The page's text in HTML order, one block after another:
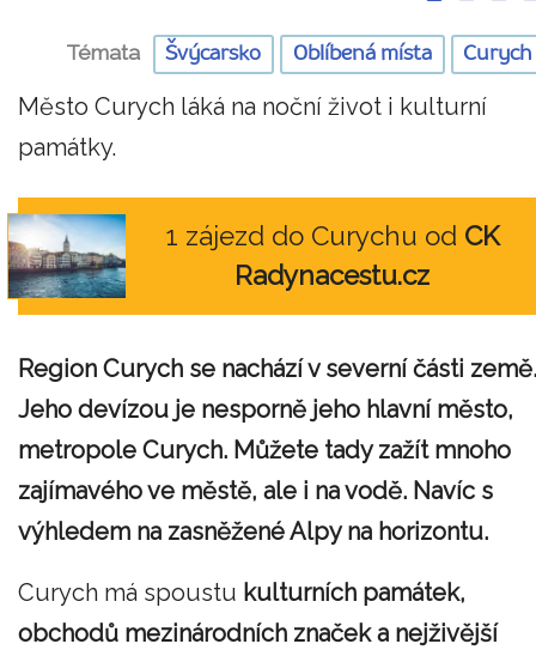
Témata Švýcarsko Oblíbená místa Curych
Město Curych láká na noční život i kulturní
památky.
1 zájezd do Curychu od CK
Radynacestu.cz
Region Curych se nachází v severní části země.
Jeho devízou je nesporně jeho hlavní město,
metropole Curych. Můžete tady zažít mnoho
zajímavého ve městě, ale i na vodě. Navíc s
výhledem na zasněžené Alpy na horizontu.
Curych má spoustu kulturních památek,
obchodů mezinárodních značek a nejživější